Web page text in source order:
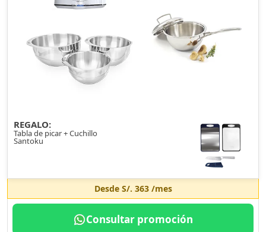
REGALO:
Tabla de picar + Cuchillo
Santoku
Desde S/. 363/mes
Consultar promoción